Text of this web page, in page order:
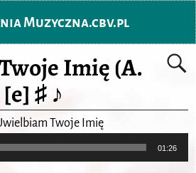
Muzyczna.cbv.pl
Imię (A.
♯ ♪
Twoje Imię
01:26